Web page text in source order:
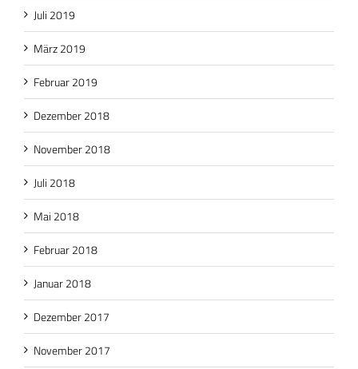
Juli 2019
März 2019
Februar 2019
Dezember 2018
November 2018
Juli 2018
Mai 2018
Februar 2018
Januar 2018
Dezember 2017
November 2017